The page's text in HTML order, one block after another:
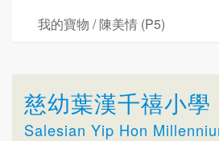
我的寶物 / 陳美情 (P5)
慈幼葉漢千禧小學
Salesian Yip Hon